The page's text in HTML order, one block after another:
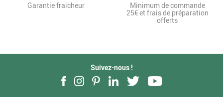
Garantie fraicheur Minimum de commande
25€ et frais de préparation
offerts
Suivez-nous !
Facebook
Instagram
Pinterest
LinkedIn
TwitterYouTube